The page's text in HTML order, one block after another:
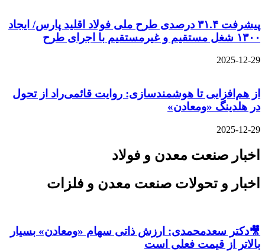
پیشرفت ۳۱.۴ درصدی طرح ملی فولاد اقلید پارس/ ایجاد
۱۳۰۰ شغل مستقیم و غیرمستقیم با اجرای طرح
2025-12-29
از هم‌افزایی تا هوشمندسازی: روایت قائمی‌راد از تحول
در هلدینگ «ومعادن»
2025-12-29
اخبار صنعت معدن و فولاد
اخبار و تحولات صنعت معدن و فلزات
🎥دکتر سعدمحمدی: ارزش ذاتی سهام «ومعادن» بسیار
بالاتر از قیمت فعلی است